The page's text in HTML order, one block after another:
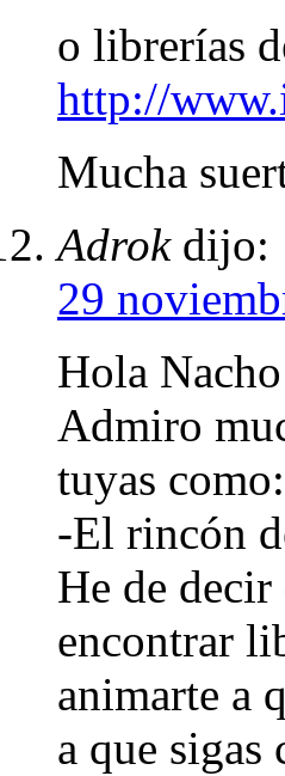
o librerías
http://
Mucha
Adrok dijo:
29
Hola
Admiro
tuyas como:
-El rincón
He de decir
encontrar
animarte a
a que sigas